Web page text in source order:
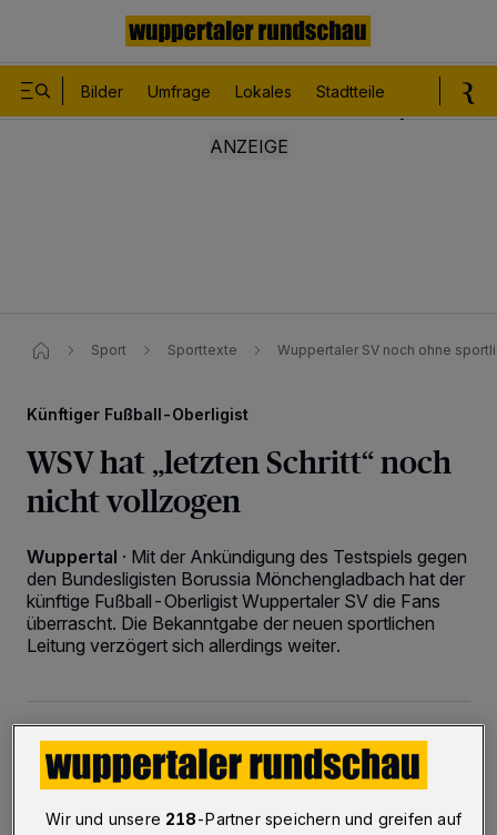
Bilder Umfrage Lokales Stadtteile
Sport Sporttexte Wuppertaler SV noch ohne
Künftiger Fußball-Oberligist
WSV hat „letzten Schritt“ noch
nicht vollzogen
Wuppertal · Mit der Ankündigung des Testspiels gegen
den Bundesligisten Borussia Mönchengladbach hat der
künftige Fußball-Oberligist Wuppertaler SV die Fans
überrascht. Die Bekanntgabe der neuen sportlichen
Leitung verzögert sich allerdings weiter.
03.06.2026 , 08:00 Uhr 2 Minuten Lesezeit
Wir und unsere 218-Partner speichern und greifen auf